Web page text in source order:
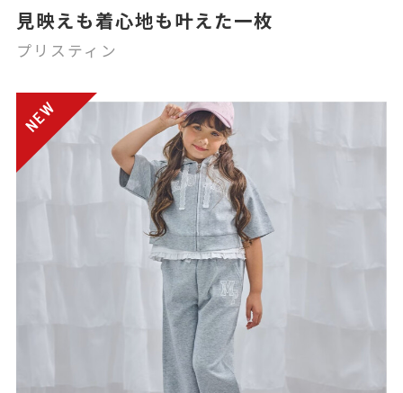
見映えも着心地も叶えた一枚
プリスティン